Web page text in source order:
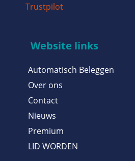
Trustpilot
Website links
Automatisch Beleggen
Over ons
Contact
Nieuws
Premium
LID WORDEN